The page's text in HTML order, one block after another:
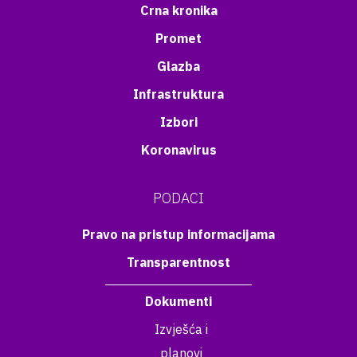
Crna kronika
Promet
Glazba
Infrastruktura
Izbori
Koronavirus
PODACI
Pravo na pristup informacijama
Transparentnost
Dokumenti
Izvješća i
planovi